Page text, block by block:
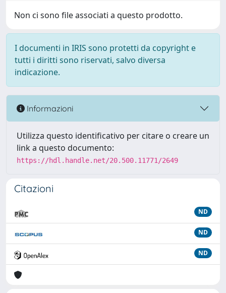
Non ci sono file associati a questo prodotto.
I documenti in IRIS sono protetti da copyright e
tutti i diritti sono riservati, salvo diversa
indicazione.
Informazioni
Utilizza questo identificativo per citare o creare un
link a questo documento:
https://hdl.handle.net/20.500.11771/2649
Citazioni
ND
ND
ND